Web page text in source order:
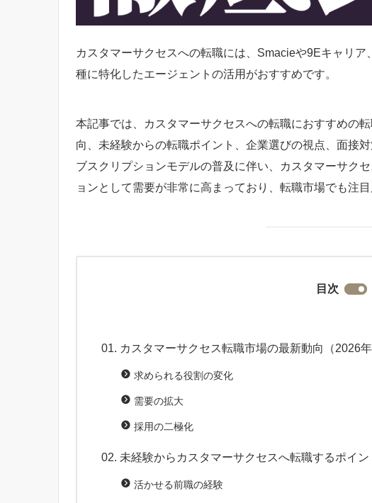
カスタマーサクセスへの転職には、Smacieや9Eキャリ
種に特化したエージェントの活用がおすすめです。
本記事では、カスタマーサクセスへの転職におすすめの
向、未経験からの転職ポイント、企業選びの視点、面接
ブスクリプションモデルの普及に伴い、カスタマーサク
ョンとして需要が非常に高まっており、転職市場でも注目
目次
カスタマーサクセス転職市場の最新動向（2026年
求められる役割の変化
需要の拡大
採用の二極化
未経験からカスタマーサクセスへ転職するポイン
活かせる前職の経験